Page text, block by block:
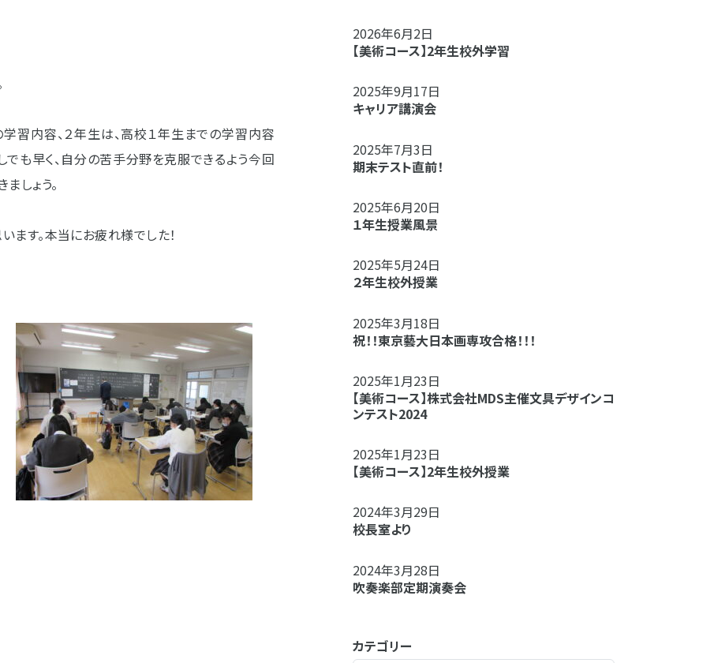
習内容、２年生は、高校１年生までの学習内容
も早く、自分の苦手分野を克服できるよう今回
しょう。
す。本当にお疲れ様でした！
2026年6月2日
【美術コース】2年生校外学習
2025年9月17日
キャリア講演会
2025年7月3日
期末テスト直前！
2025年6月20日
１年生授業風景
2025年5月24日
２年生校外授業
2025年3月18日
祝！！東京藝大日本画専攻合格！！！
2025年1月23日
【美術コース】株式会社MDS主催文具デザインコ
ンテスト2024
2025年1月23日
【美術コース】2年生校外授業
2024年3月29日
校長室より
2024年3月28日
吹奏楽部定期演奏会
カテゴリー